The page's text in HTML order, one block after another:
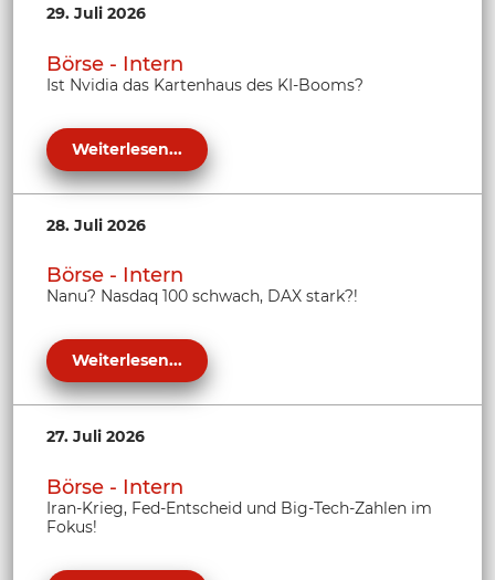
29. Juli 2026
Börse - Intern
Ist Nvidia das Kartenhaus des KI-Booms?
Weiterlesen...
28. Juli 2026
Börse - Intern
Nanu? Nasdaq 100 schwach, DAX stark?!
Weiterlesen...
27. Juli 2026
Börse - Intern
Iran-Krieg, Fed-Entscheid und Big-Tech-Zahlen im
Fokus!